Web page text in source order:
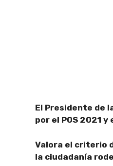
El Presidente de
por el POS 2021 y
Valora el criterio
la ciudadanía